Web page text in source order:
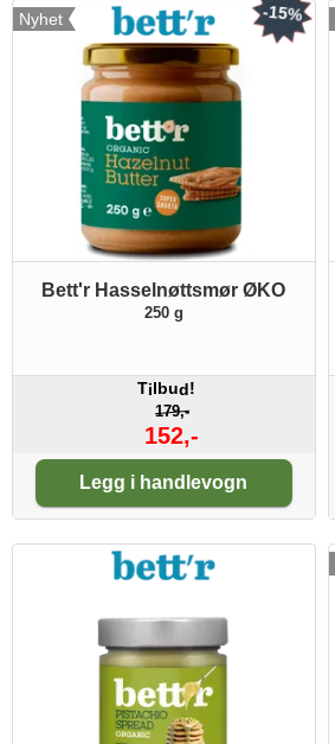
Nyhet
Bett'r Hasselnøttsmør ØKO
250 g
Tilbud!
179,-
152,-
-15%
Legg i handlevogn